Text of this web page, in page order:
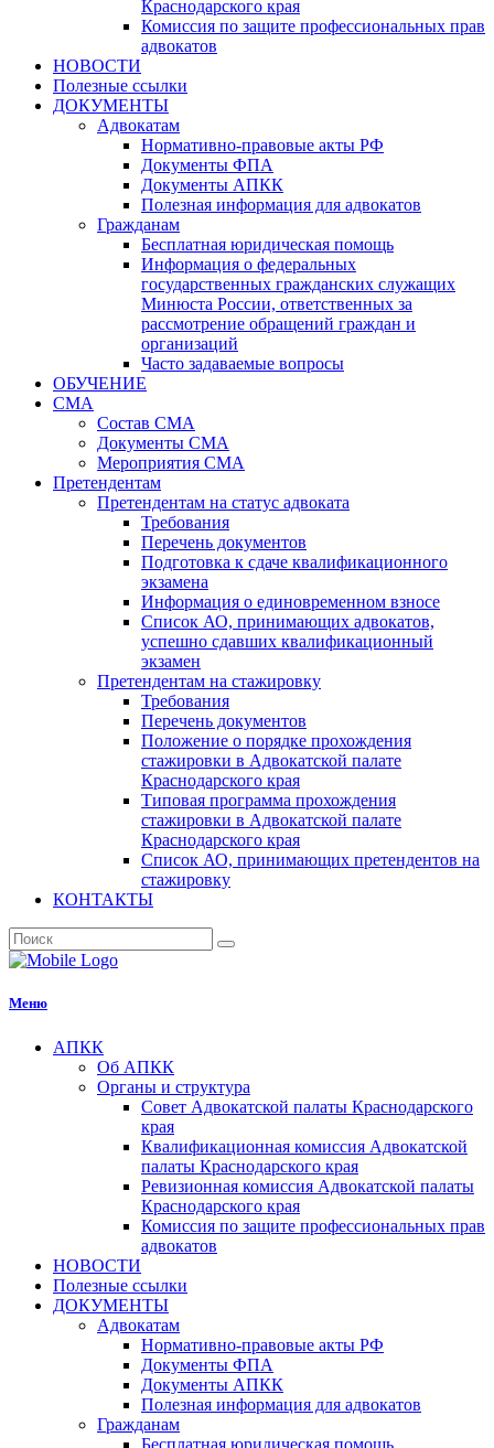
Краснодарского края
Комиссия по защите профессиональных прав
адвокатов
НОВОСТИ
Полезные ссылки
ДОКУМЕНТЫ
Адвокатам
Нормативно-правовые акты РФ
Документы ФПА
Документы АПКК
Полезная информация для адвокатов
Гражданам
Бесплатная юридическая помощь
Информация о федеральных
государственных гражданских служащих
Минюста России, ответственных за
рассмотрение обращений граждан и
организаций
Часто задаваемые вопросы
ОБУЧЕНИЕ
СМА
Состав СМА
Документы СМА
Мероприятия СМА
Претендентам
Претендентам на статус адвоката
Требования
Перечень документов
Подготовка к сдаче квалификационного
экзамена
Информация о единовременном взносе
Список АО, принимающих адвокатов,
успешно сдавших квалификационный
экзамен
Претендентам на стажировку
Требования
Перечень документов
Положение о порядке прохождения
стажировки в Адвокатской палате
Краснодарского края
Типовая программа прохождения
стажировки в Адвокатской палате
Краснодарского края
Список АО, принимающих претендентов на
стажировку
КОНТАКТЫ
Меню
АПКК
Об АПКК
Органы и структура
Совет Адвокатской палаты Краснодарского
края
Квалификационная комиссия Адвокатской
палаты Краснодарского края
Ревизионная комиссия Адвокатской палаты
Краснодарского края
Комиссия по защите профессиональных прав
адвокатов
НОВОСТИ
Полезные ссылки
ДОКУМЕНТЫ
Адвокатам
Нормативно-правовые акты РФ
Документы ФПА
Документы АПКК
Полезная информация для адвокатов
Гражданам
Бесплатная юридическая помощь